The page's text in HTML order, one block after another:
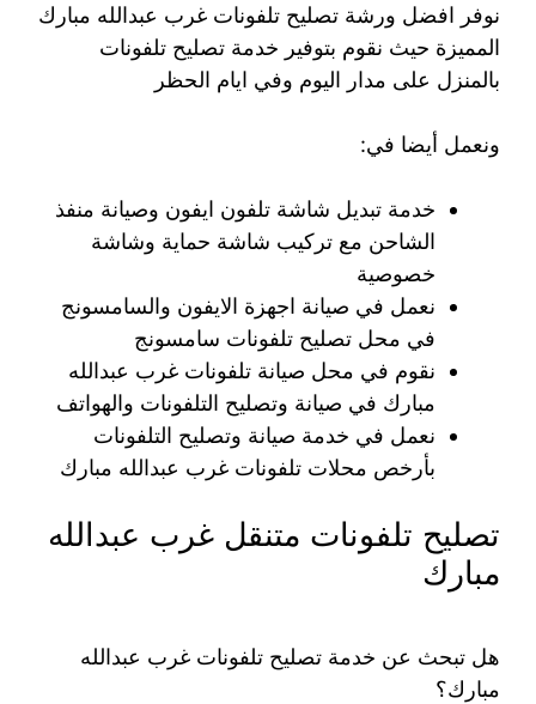
نوفر افضل ورشة تصليح تلفونات غرب عبدالله مبارك
المميزة حيث نقوم بتوفير خدمة تصليح تلفونات
بالمنزل على مدار اليوم وفي ايام الحظر
ونعمل أيضا في:
خدمة تبديل شاشة تلفون ايفون وصيانة منفذ
الشاحن مع تركيب شاشة حماية وشاشة
خصوصية
نعمل في صيانة اجهزة الايفون والسامسونج
في محل تصليح تلفونات سامسونج
نقوم في محل صيانة تلفونات غرب عبدالله
مبارك في صيانة وتصليح التلفونات والهواتف
نعمل في خدمة صيانة وتصليح التلفونات
بأرخص محلات تلفونات غرب عبدالله مبارك
تصليح تلفونات متنقل غرب عبدالله
مبارك
هل تبحث عن خدمة تصليح تلفونات غرب عبدالله
مبارك؟